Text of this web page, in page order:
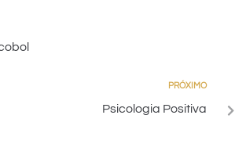
PRÓXIMO
Psicologia Positiva